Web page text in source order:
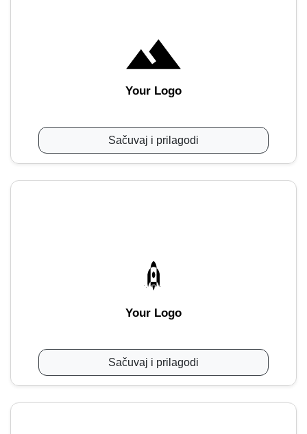
Your Logo
Sačuvaj i prilagodi
Your Logo
Sačuvaj i prilagodi